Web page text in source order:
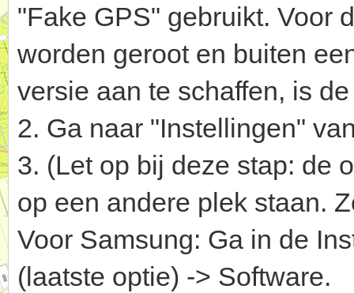
"Fake GPS" gebruikt. Voor
worden geroot en buiten
versie aan te schaffen, is
2. Ga naar "Instellingen"
3. (Let op bij deze stap: de
op een andere plek staan.
Voor Samsung: Ga in de
(laatste optie) -> Software.